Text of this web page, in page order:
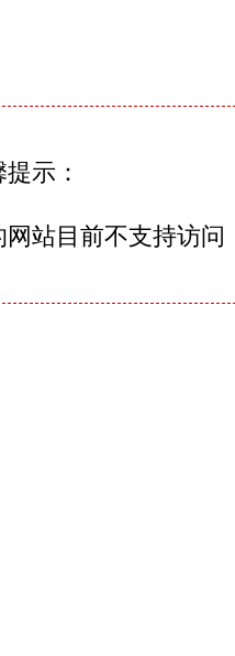
示：
网站目前不支持访